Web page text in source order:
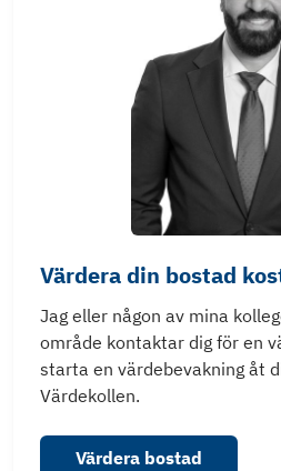
Värdera din bostad
Jag eller någon av mina
område kontaktar dig för en
starta en värdebevakning åt
Värdekollen.
Värdera bostad